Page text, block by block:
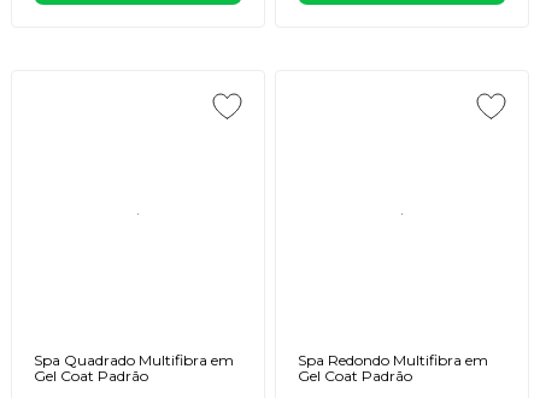
Spa Quadrado Multifibra em
Gel Coat Padrão
Spa Redondo Multifibra em
Gel Coat Padrão